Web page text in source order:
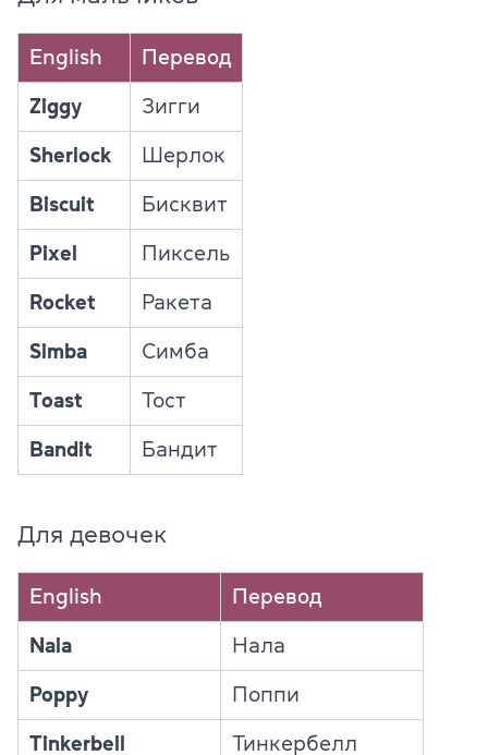
English Перевод
Ziggy Зигги
Sherlock Шерлок
Biscuit Бисквит
Pixel Пиксель
Rocket Ракета
Simba Симба
Toast Тост
Bandit Бандит
Для девочек
English Перевод
Nala Нала
Poppy Поппи
Tinkerbell Тинкербелл